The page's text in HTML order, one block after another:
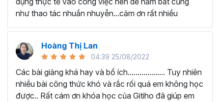
tiến độ công việc, nâng cao hiệu suất làm việc lên
tới 5 lần.
Đặc biệt khiđăng ký khóa học EXG02học viên sẽ có cơ
hội nhận ưu đãi sở hữu trọn đời chỉ với
tác đăng ký khá đơn giản, bạn chỉ cần nhấn vào ĐĂNG
KÝ HỌC NGAY khóa học EXG08 trên gitiho.com là xong.
Nếu có bất cứ thắc mắc nào liên quan đến tớikhóa học
EXG02 - Thủ thuật Excel cập nhật hàng tuầnbạn hãy
như thao tác nhuần nhuyễn...cảm ơn rất nhiều
Hoàng Thị Lan
04:39 25/08/2022
Các bài giảng khá hay và bổ ích................... Tuy nhiên
nhiều bài công thức khó và rắc rối quá em không học
được.. Rất cám ơn khóa học của Gitiho đã giúp em